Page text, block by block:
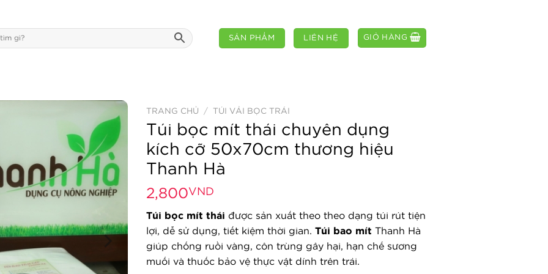
SẢN PHẨM LIÊN HỆ GIỎ HÀNG
TRANG CHỦ / TÚI VẢI BỌC TRÁI
Túi bọc mít thái chuyên dụng
kích cỡ 50x70cm thương hiệu
Thanh Hà
2,800VND
Túi bọc mít thái được sản xuất theo theo dạng túi rút tiện
lợi, dễ sử dụng, tiết kiệm thời gian. Túi bao mít Thanh Hà
giúp chống ruồi vàng, côn trùng gây hại, hạn chế sương
muối và thuốc bảo vệ thực vật dính trên trái.